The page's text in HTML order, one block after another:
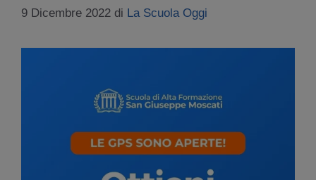
9 Dicembre 2022 di La Scuola Oggi